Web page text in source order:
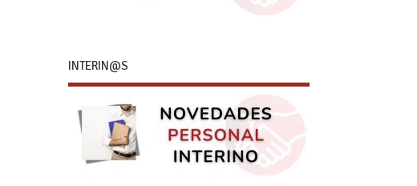
INTERIN@S